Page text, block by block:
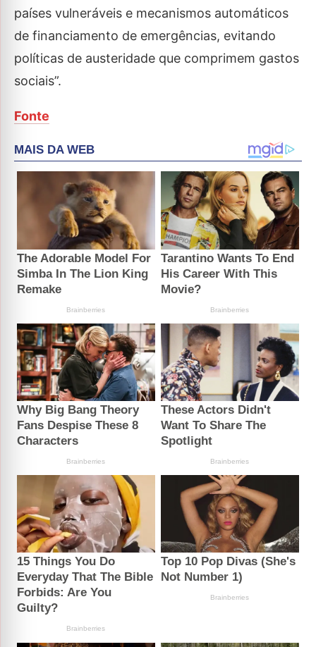
países vulneráveis e mecanismos automáticos
de financiamento de emergências, evitando
políticas de austeridade que comprimem gastos
sociais”.
Fonte